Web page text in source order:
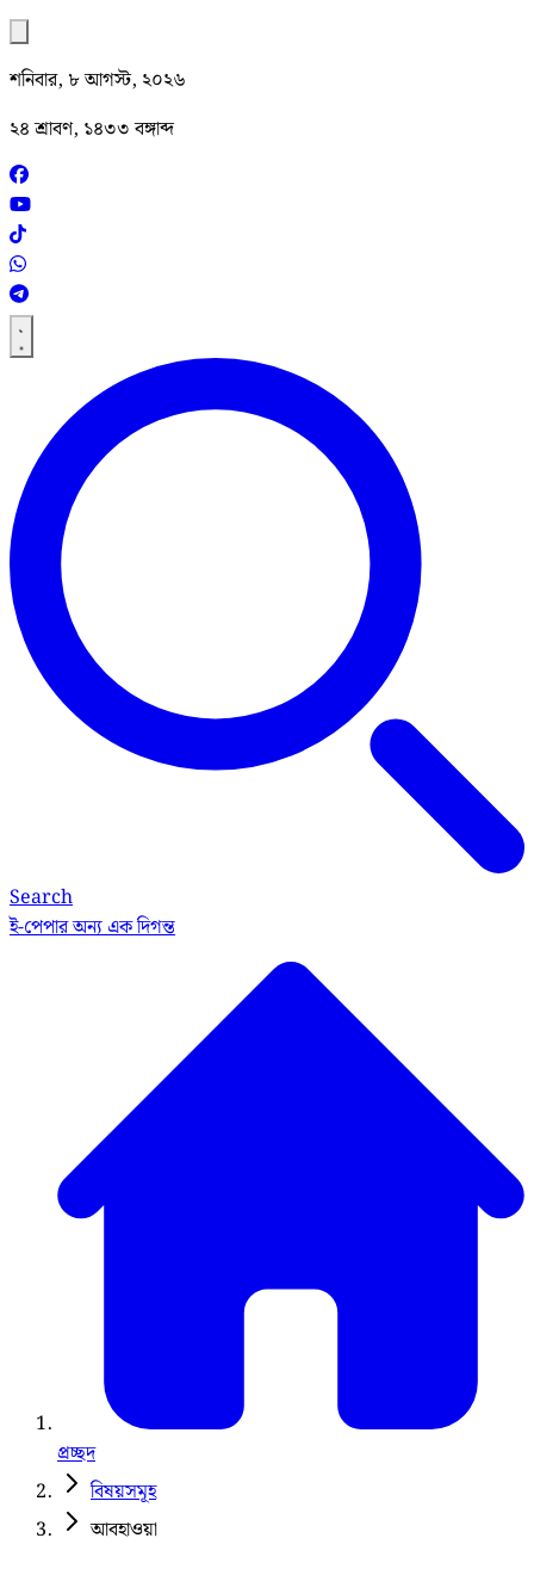
শনিবার, ৮ আগস্ট, ২০২৬
২৪ শ্রাবণ, ১৪৩৩ বঙ্গাব্দ
Search
ই-পেপারঅন্য এক দিগন্ত
প্রচ্ছদ
বিষয়সমূহ
আবহাওয়া